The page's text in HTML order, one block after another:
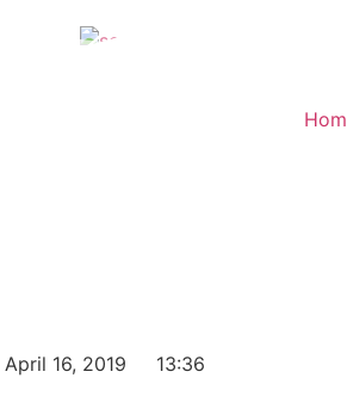
April 16, 2019 13:36